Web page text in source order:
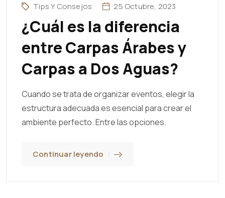
Tips Y Consejos 25 Octubre, 2023
¿Cuál es la diferencia
entre Carpas Árabes y
Carpas a Dos Aguas?
Cuando se trata de organizar eventos, elegir la
estructura adecuada es esencial para crear el
ambiente perfecto. Entre las opciones.
Continuar leyendo